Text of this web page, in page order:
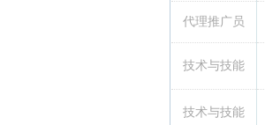
代理推广员
技术与技能
技术与技能